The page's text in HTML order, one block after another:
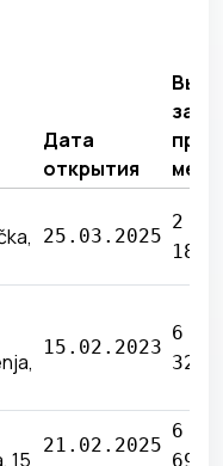
Дата
открытия
за
25.03.2025
2
182
15.02.2023
6
327
15
21.02.2025
6
691